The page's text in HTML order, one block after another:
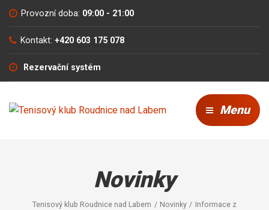
Provozní doba: 09:00 - 21:00
Kontakt: +420 603 175 078
Rezervační systém
Menu
Novinky
Tenisový klub Roudnice nad Labem Novinky
Informace z